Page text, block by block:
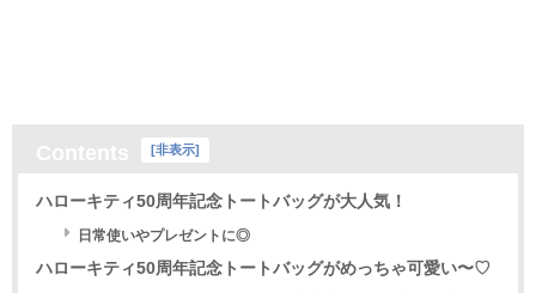
非表示
ハローキティ50周年記念トートバッグが大人気！
日常使いやプレゼントに◎
ハローキティ50周年記念トートバッグがめっちゃ可愛い〜♡